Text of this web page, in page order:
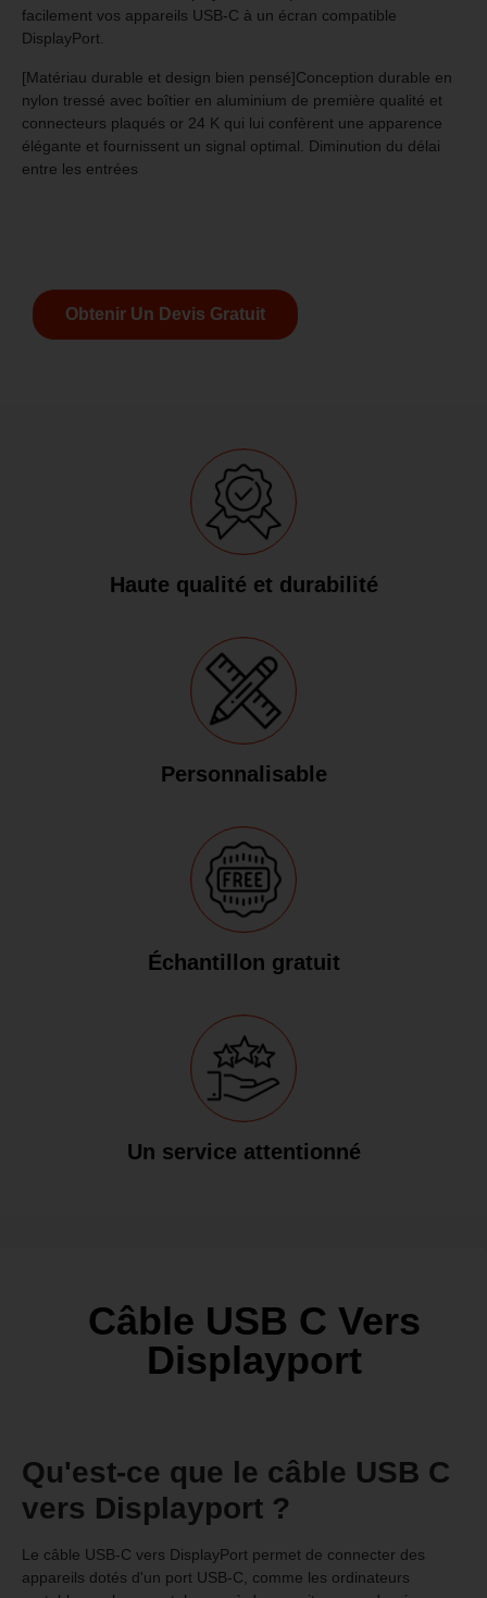
facilement vos appareils USB-C à un écran compatible
DisplayPort.
[Matériau durable et design bien pensé]Conception durable en
nylon tressé avec boîtier en aluminium de première qualité et
connecteurs plaqués or 24 K qui lui confèrent une apparence
élégante et fournissent un signal optimal. Diminution du délai
entre les entrées
Obtenir Un Devis Gratuit
Haute qualité et durabilité
Personnalisable
Échantillon gratuit
Un service attentionné
Câble USB C Vers
Displayport
Qu'est-ce que le câble USB C
vers Displayport ?
Le câble USB-C vers DisplayPort permet de connecter des
appareils dotés d'un port USB-C, comme les ordinateurs